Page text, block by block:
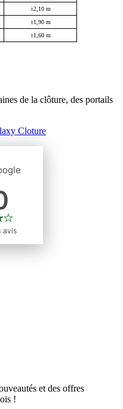
±2,10 m
±1,90 m
±1,60 m
de la clôture, des portails
Cloture
et des offres
!